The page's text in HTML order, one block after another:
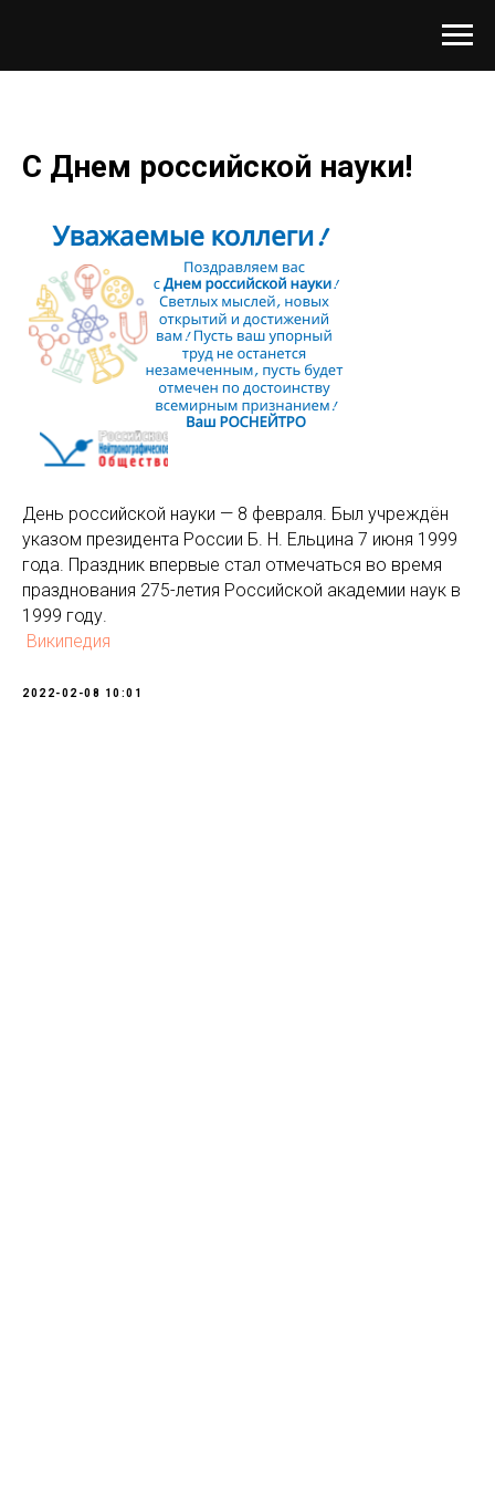
С Днем российской науки!
День российской науки — 8 февраля. Был учреждён
указом президента России Б. Н. Ельцина 7 июня 1999
года. Праздник впервые стал отмечаться во время
празднования 275-летия Российской академии наук в
1999 году.
Википедия
2022-02-08 10:01